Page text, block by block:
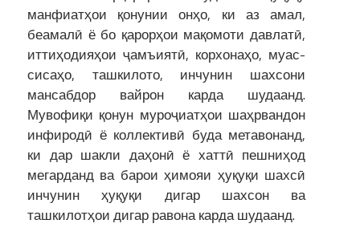
манфиатҳои қонунии онҳо, ки аз амал,
беамалӣ ё бо қарорҳои мақомоти давлатӣ,
иттиҳодияҳои ҷамъиятӣ, корхонаҳо, муас­
сисаҳо, ташкилото, инчунин шахсони
мансабдор вайрон карда шуда­анд.
Мувофиқи қонун муроҷиатҳои шаҳрвандон
инфиродӣ ё коллективӣ буда метавонанд,
ки дар шакли даҳонӣ ё хаттӣ пешниҳод
мегарданд ва барои ҳимояи ҳуқуқи шахсӣ
инчунин ҳуқуқи дигар шахсон ва
ташкилотҳои дигар равона карда шудаанд.